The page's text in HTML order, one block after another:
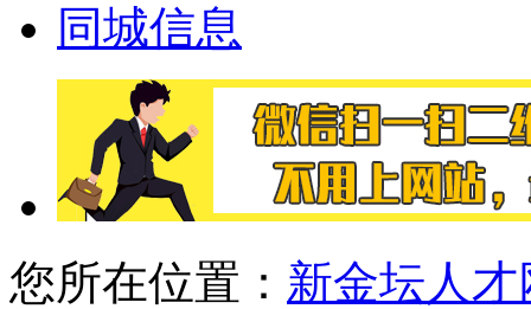
同城信息
您所在位置： 新金坛人才